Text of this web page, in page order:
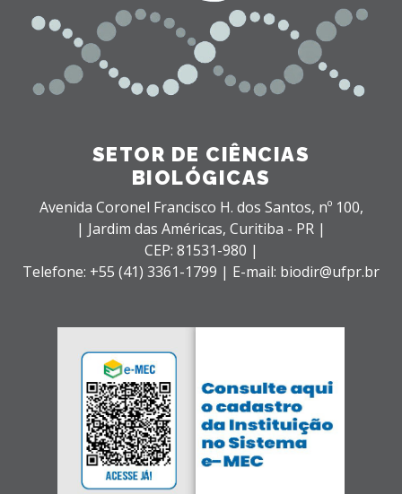
SETOR DE CIÊNCIAS
BIOLÓGICAS
Avenida Coronel Francisco H. dos Santos, nº 100,
| Jardim das Américas, Curitiba - PR |
CEP: 81531-980 |
Telefone: +55 (41) 3361-1799 | E-mail: biodir@ufpr.br